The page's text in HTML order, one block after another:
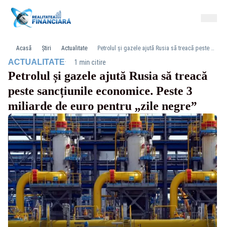
Acasă Știri Actualitate Petrolul și gazele ajută Rusia să treacă peste sancțiunile economice. Peste 3 miliarde de euro pentru „zile negre”
ACTUALITATE· 1 min citire
Petrolul și gazele ajută Rusia să treacă
peste sancțiunile economice. Peste 3
miliarde de euro pentru „zile negre”